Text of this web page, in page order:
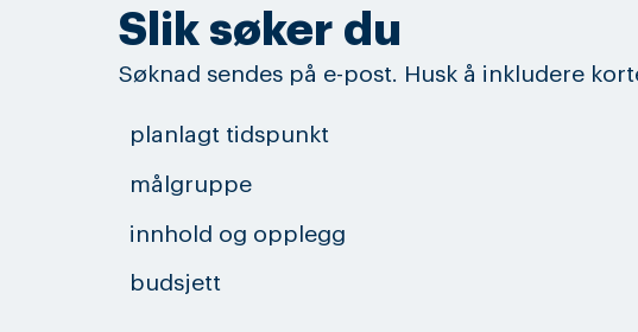
Slik søker du
Søknad sendes på e-post. Husk å inkludere
planlagt tidspunkt
målgruppe
innhold og opplegg
budsjett